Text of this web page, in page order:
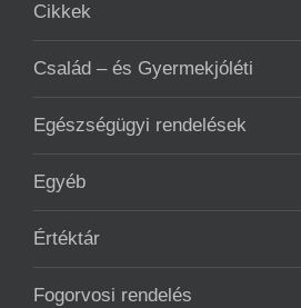
Cikkek
Család – és Gyermekjóléti
Egészségügyi rendelések
Egyéb
Értéktár
Fogorvosi rendelés